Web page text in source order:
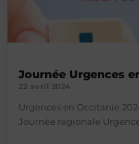
Journée Urgences
22 avril 2024
Urgences en Occitanie
Journée régionale